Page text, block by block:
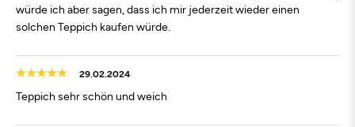
würde ich aber sagen, dass ich mir jederzeit wieder einen
solchen Teppich kaufen würde.
29.02.2024
Teppich sehr schön und weich